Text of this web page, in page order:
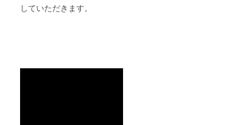
していただきます。